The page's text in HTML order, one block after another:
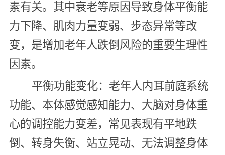
素有关。其中衰老等原因导致身体平衡能
力下降、肌肉力量变弱、步态异常等改
变，是增加老年人跌倒风险的重要生理性
因素。
平衡功能变化：老年人内耳前庭系统
功能、本体感觉感知能力、大脑对身体重
心的调控能力变差，常见表现有平地跌
倒、转身失衡、站立晃动、无法调整身体